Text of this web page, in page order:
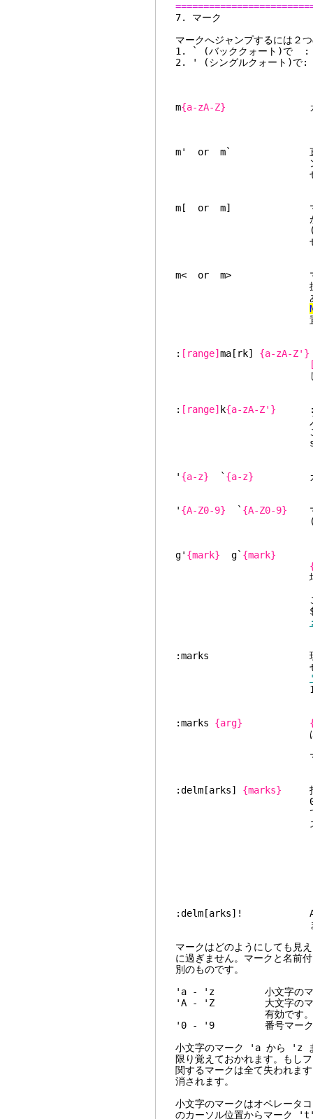
7.
マークへジャンプするには２
1. ` (バッククォート)で : カ
2. ' (シングルクォート)で:
m{a-zA-Z} カーソ
m' or m` 直前位置マ
ンドでこの位置に
せん。ですので
m[ or m] マ
が複数のコマンド
(移動コマンドでは
せん)
m< or m> マ
択される範囲を変
ありません。で
置のみ設定
: [range] ma[rk] {a-zA-Z'}
します。デフォ
: [range] k{a-zA-Z'} :mark
入しなくて
このコマンドは変
script ではサ
' {a-z} ` {a-z} カレン
' {A-Z0-9} ` {A-Z0-9} マ
(別のファイルにあ
g' {mark} g` {mark}
場合にはジャン
これはファイル内
$VIMRUNTIME/
:marks 現在のマーク
せん)
1桁目は桁番
:marks {arg}
はありませ
マーク 'a' と
:delm[arks] {marks} 指定
0-9などです。マー
で区切られたマー
スペースは無
:delm[arks]! A-Z, 0-9を
ます
マークはどのようにしても見
に過ぎません。マークと名前
別のものです。
'a - 'z 小文字のマークで
'A - 'Z 大文字のマークで
有効です。
'0 - '9 番号マークです。
小文字のマーク 'a から 'z ま
限り覚えておかれます。もし
関するマークは全て失われま
消されます。
小文字のマークはオペレー
のカーソル位置からマーク